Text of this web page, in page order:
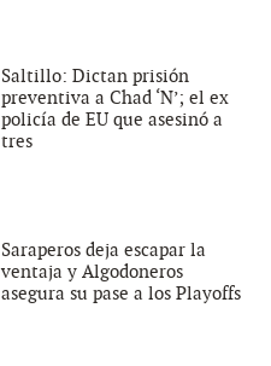
Saltillo: Dictan prisión
preventiva a Chad ‘N’; el ex
policía de EU que asesinó a
tres
Saraperos deja escapar la
ventaja y Algodoneros
asegura su pase a los Playoffs